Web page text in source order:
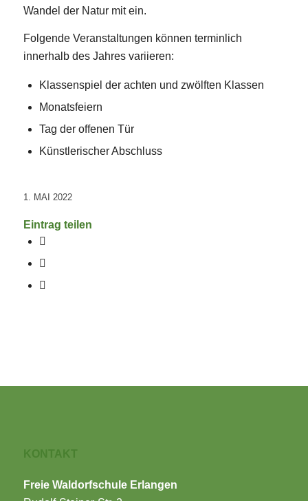
Wandel der Natur mit ein.
Folgende Veranstaltungen können terminlich
innerhalb des Jahres variieren:
Klassenspiel der achten und zwölften Klassen
Monatsfeiern
Tag der offenen Tür
Künstlerischer Abschluss
1. MAI 2022
Eintrag teilen
KONTAKT
Freie Waldorfschule Erlangen